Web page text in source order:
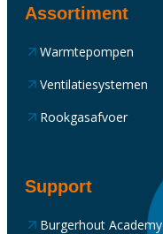
Assortiment
Warmtepompen
Ventilatiesystemen
Rookgasafvoer
Support
Burgerhout Academy